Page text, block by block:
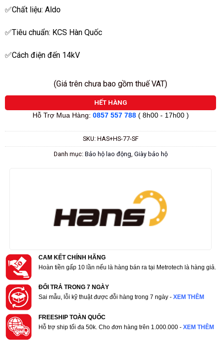
✅Chất liệu: Aldo
✅Tiêu chuẩn: KCS Hàn Quốc
✅Cách điện đến 14kV
(Giá trên chưa bao gồm thuế VAT)
HẾT HÀNG
Hỗ Trợ Mua Hàng: 0857 557 788 ( 8h00 - 17h00 )
SKU: HAS+HS-77-SF
Danh mục: Bảo hộ lao động, Giày bảo hộ
CAM KẾT CHÍNH HÃNG
Hoàn tiền gấp 10 lần nếu là hàng bán ra tại Metrotech là hàng giả.
ĐỔI TRẢ TRONG 7 NGÀY
Sai mẫu, lỗi kỹ thuật được đỗi hàng trong 7 ngày - XEM THÊM
FREESHIP TOÀN QUỐC
Hỗ trợ ship tối đa 50k. Cho đơn hàng trên 1.000.000 - XEM THÊM